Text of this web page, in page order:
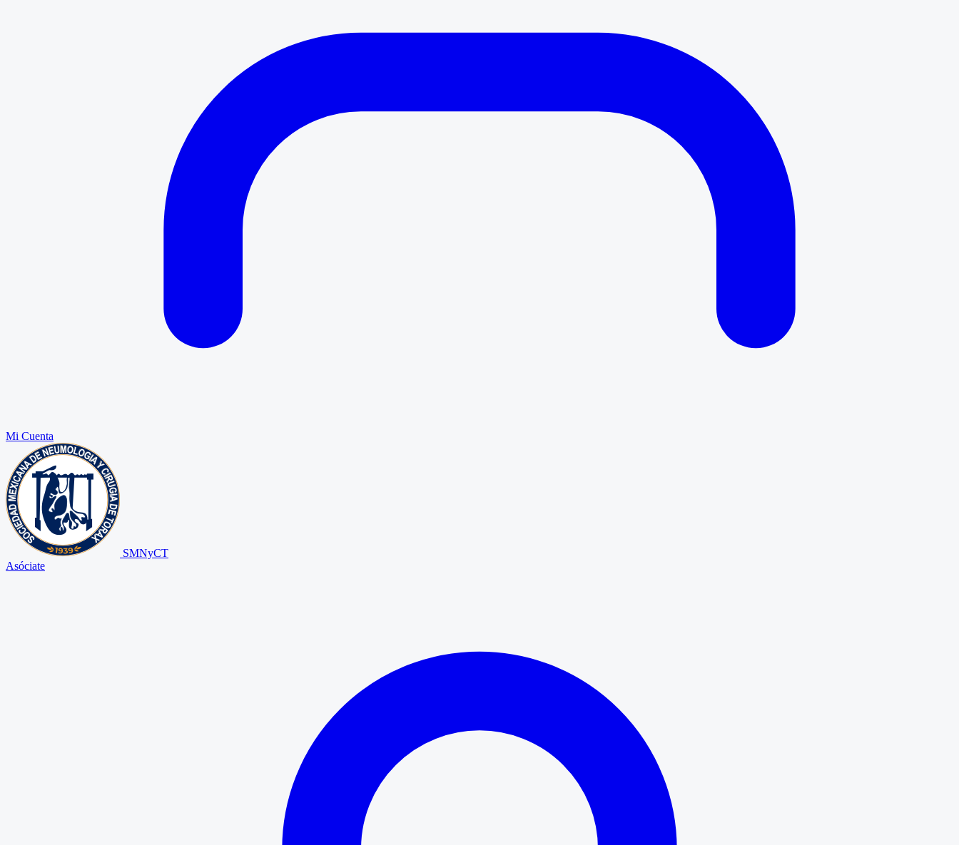
Mi Cuenta
SMNyCT
Asóciate